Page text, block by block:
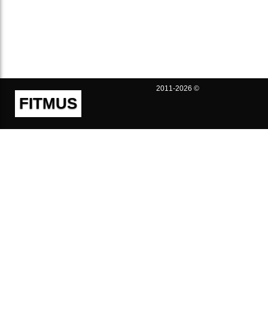
FITMUS
2011-2026 ©